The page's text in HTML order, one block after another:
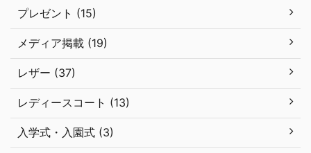
プレゼント (15)
メディア掲載 (19)
レザー (37)
レディースコート (13)
入学式・入園式 (3)